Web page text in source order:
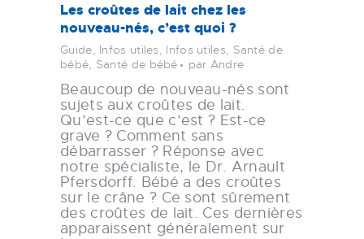
Les croûtes de lait chez les
nouveau-nés, c’est quoi ?
Guide, Infos utiles, Infos utiles, Santé de
bébé, Santé de bébé par Andre
Beaucoup de nouveau-nés sont
sujets aux croûtes de lait.
Qu’est-ce que c’est ? Est-ce
grave ? Comment sans
débarrasser ? Réponse avec
notre spécialiste, le Dr. Arnault
Pfersdorff. Bébé a des croûtes
sur le crâne ? Ce sont sûrement
des croûtes de lait. Ces dernières
apparaissent généralement sur